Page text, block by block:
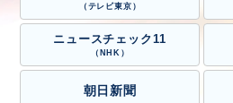
（テレビ東京）
ニュースチェック11
（NHK）
朝日新聞